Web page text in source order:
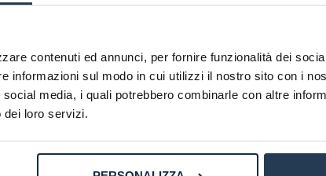
contenuti ed annunci, per fornire funzionalità dei
informazioni sul modo in cui utilizzi il nostro sito con i
media, i quali potrebbero combinarle con altre
dei loro servizi.
adiverse figure professionali altamente
aspirare a ruoli di responsabilità come
per la sicurezza navale e coordinatori delle
a quello privato, includendo autorità portuali,